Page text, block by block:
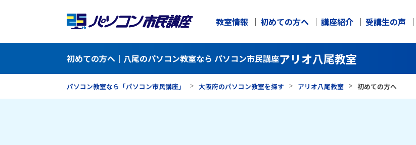
教室情報 初めての方へ 講座紹介 受講生の声
初めての方へ｜八尾のパソコン教室なら パソコン市民講座アリオ八尾教室
パソコン教室なら「パソコン市民講座」 大阪府のパソコン教室を探す アリオ八尾教室 初めての方へ